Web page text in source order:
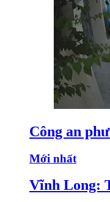
Công an
Mới nhất
Vĩnh Long: